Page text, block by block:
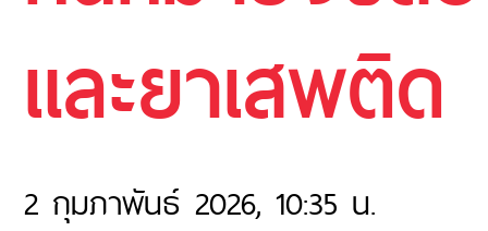
และยาเสพติด
2 กุมภาพันธ์ 2026, 10:35 น.